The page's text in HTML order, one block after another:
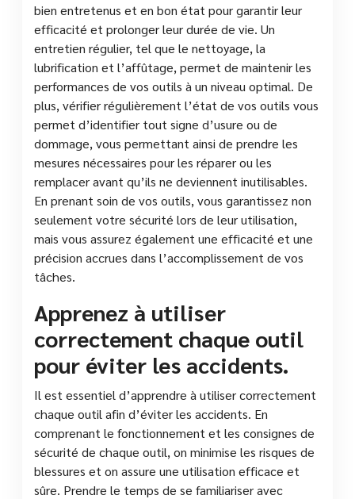
bien entretenus et en bon état pour garantir leur
efficacité et prolonger leur durée de vie. Un
entretien régulier, tel que le nettoyage, la
lubrification et l’affûtage, permet de maintenir les
performances de vos outils à un niveau optimal. De
plus, vérifier régulièrement l’état de vos outils vous
permet d’identifier tout signe d’usure ou de
dommage, vous permettant ainsi de prendre les
mesures nécessaires pour les réparer ou les
remplacer avant qu’ils ne deviennent inutilisables.
En prenant soin de vos outils, vous garantissez non
seulement votre sécurité lors de leur utilisation,
mais vous assurez également une efficacité et une
précision accrues dans l’accomplissement de vos
tâches.
Apprenez à utiliser
correctement chaque outil
pour éviter les accidents.
Il est essentiel d’apprendre à utiliser correctement
chaque outil afin d’éviter les accidents. En
comprenant le fonctionnement et les consignes de
sécurité de chaque outil, on minimise les risques de
blessures et on assure une utilisation efficace et
sûre. Prendre le temps de se familiariser avec